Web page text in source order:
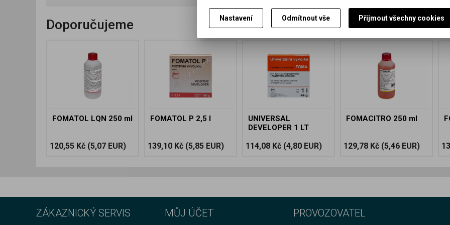
Doporučujeme
FOMATOL LQN 250 ml
120,55 Kč (5,07 EUR)
FOMATOL P 2,5 l
139,10 Kč (5,85 EUR)
UNIVERSAL
DEVELOPER 1 LT
114,08 Kč (4,80 EUR)
FOMACITRO 250 ml
129,78 Kč (5,46 EUR)
ZÁKAZNICKÝ SERVIS MŮJ ÚČET PROVOZOVATEL
Nastavení Odmítnout vše Přijmout všechny cookies